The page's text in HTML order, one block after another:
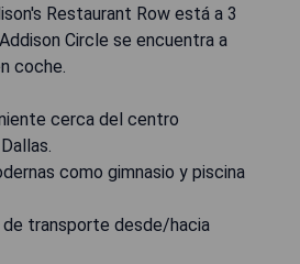
Restaurant Row está a 3
Circle se encuentra a
coche.
cerca del centro
como gimnasio y piscina
transporte desde/hacia